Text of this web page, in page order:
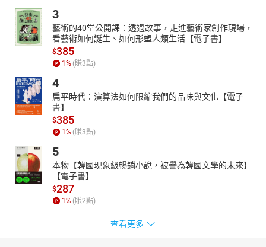
3
藝術的40堂公開課：透過故事，走進藝術家創作現場，
看藝術如何誕生、如何形塑人類生活【電子書】
$385
1 % (賺3點)
4
扁平時代：演算法如何限縮我們的品味與文化【電子
書】
$385
1 % (賺3點)
5
本物【韓國現象級暢銷小說，被譽為韓國文學的未來】
【電子書】
$287
1 % (賺2點)
查看更多